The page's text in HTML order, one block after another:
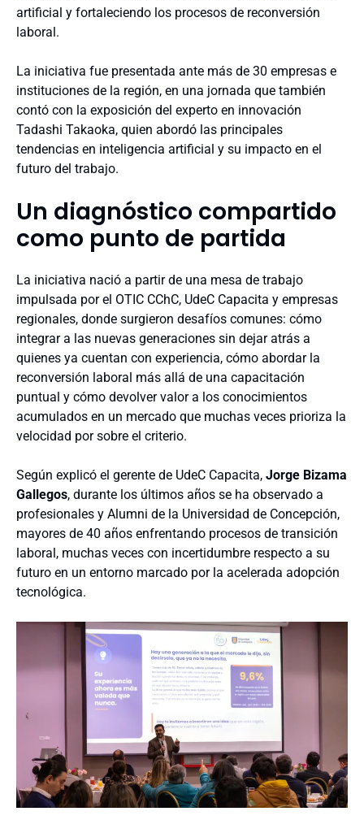
artificial y fortaleciendo los procesos de reconversión
laboral.
La iniciativa fue presentada ante más de 30 empresas e
instituciones de la región, en una jornada que también
contó con la exposición del experto en innovación
Tadashi Takaoka, quien abordó las principales
tendencias en inteligencia artificial y su impacto en el
futuro del trabajo.
Un diagnóstico compartido
como punto de partida
La iniciativa nació a partir de una mesa de trabajo
impulsada por el OTIC CChC, UdeC Capacita y empresas
regionales, donde surgieron desafíos comunes: cómo
integrar a las nuevas generaciones sin dejar atrás a
quienes ya cuentan con experiencia, cómo abordar la
reconversión laboral más allá de una capacitación
puntual y cómo devolver valor a los conocimientos
acumulados en un mercado que muchas veces prioriza la
velocidad por sobre el criterio.
Según explicó el gerente de UdeC Capacita, Jorge Bizama
Gallegos, durante los últimos años se ha observado a
profesionales y Alumni de la Universidad de Concepción,
mayores de 40 años enfrentando procesos de transición
laboral, muchas veces con incertidumbre respecto a su
futuro en un entorno marcado por la acelerada adopción
tecnológica.